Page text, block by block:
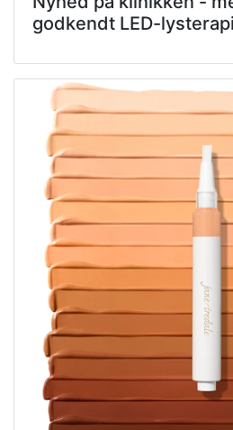
godkendt LED-lysterapi